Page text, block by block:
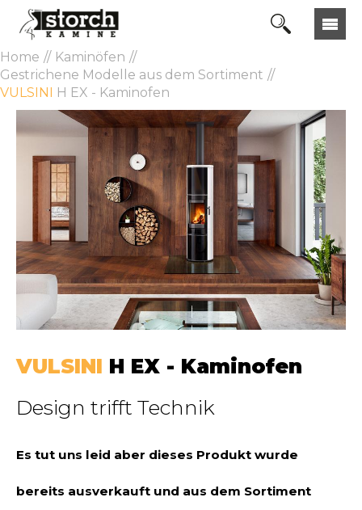
Home
Kaminöfen
Gestrichene Modelle aus dem Sortiment
VULSINI H EX - Kaminofen
VULSINI H EX - Kaminofen
Design trifft Technik
Es tut uns leid aber dieses Produkt wurde
bereits ausverkauft und aus dem Sortiment